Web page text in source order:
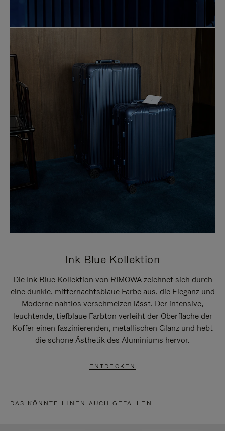
Ink Blue Kollektion
Die Ink Blue Kollektion von RIMOWA zeichnet sich durch
eine dunkle, mitternachtsblaue Farbe aus, die Eleganz und
Moderne nahtlos verschmelzen lässt. Der intensive,
leuchtende, tiefblaue Farbton verleiht der Oberfläche der
Koffer einen faszinierenden, metallischen Glanz und hebt
die schöne Ästhetik des Aluminiums hervor.
ENTDECKEN
DAS KÖNNTE IHNEN AUCH GEFALLEN